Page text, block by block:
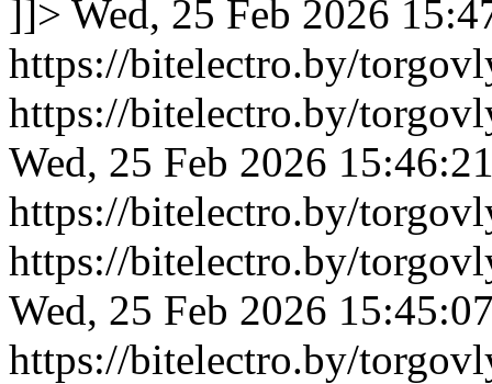
]]> Wed, 25 Feb 2026
https://bitelectro.by/
https://bitelectro.by/
Wed, 25 Feb 2026
https://bitelectro.by/
https://bitelectro.by/
Wed, 25 Feb 2026
https://bitelectro.by/